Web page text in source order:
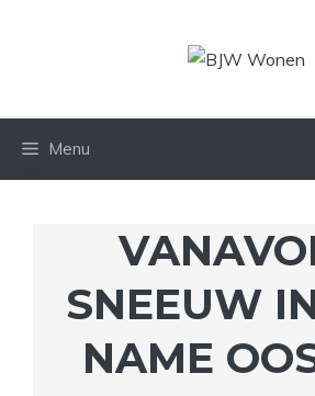
Menu
SNEEUW
NAME